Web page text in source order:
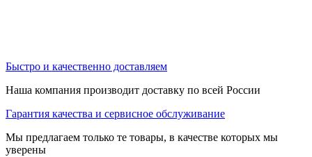
Быстро и качественно доставляем
Наша компания производит доставку по всей России
Гарантия качества и сервисное обслуживание
Мы предлагаем только те товары, в качестве которых мы
уверены